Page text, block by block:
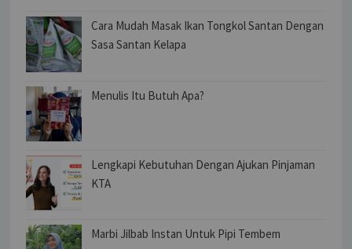
Cara Mudah Masak Ikan Tongkol Santan Dengan
Sasa Santan Kelapa
Menulis Itu Butuh Apa?
Lengkapi Kebutuhan Dengan Ajukan Pinjaman
KTA
Marbi Jilbab Instan Untuk Pipi Tembem